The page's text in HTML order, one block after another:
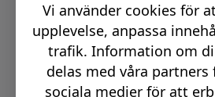
Email:
PSST, HÄNG MED PÅ
Vi använder cookies för
upplevelse, anpassa
trafik. Information om
delas med våra partners
sociala medier för att